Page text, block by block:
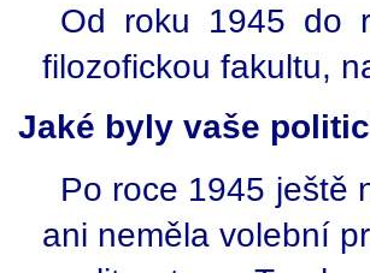
Od roku 1945 do
filozofickou fakultu,
Jaké byly vaše
Po roce 1945 ještě
ani neměla volební